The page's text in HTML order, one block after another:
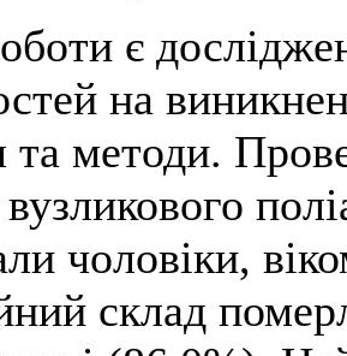
є
на
та методи.
чоловіки,
склад